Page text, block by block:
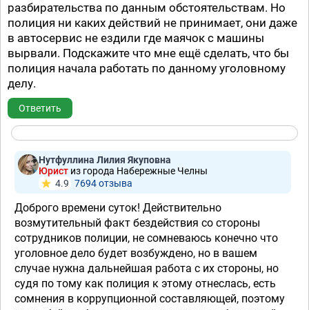
разбирательства по данным обстоятельствам. Но
полиция ни каких действий не принимает, они даже
в автосервис не ездили где маячок с машины
вырвали. Подскажите что мне ещё сделать, что бы
полиция начала работать по данному уголовному
делу.
Ответить
Нутфуллина Лилия Якуповна
Юрист из города Набережные Челны
4.9 7694 отзывa
Доброго времени суток! Действительно
возмутительный факт бездействия со стороны
сотрудников полиции, не сомневаюсь конечно что
уголовное дело будет возбуждено, но в вашем
случае нужна дальнейшая работа с их стороны, но
судя по тому как полиция к этому отнеслась, есть
сомнения в коррупционной составляющей, поэтому